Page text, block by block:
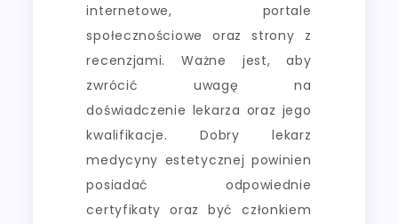
internetowe, portale
społecznościowe oraz strony z
recenzjami. Ważne jest, aby
zwrócić uwagę na
doświadczenie lekarza oraz jego
kwalifikacje. Dobry lekarz
medycyny estetycznej powinien
posiadać odpowiednie
certyfikaty oraz być członkiem